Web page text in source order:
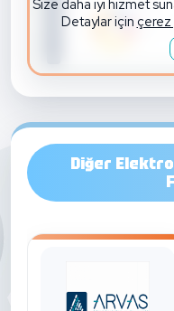
Diğer